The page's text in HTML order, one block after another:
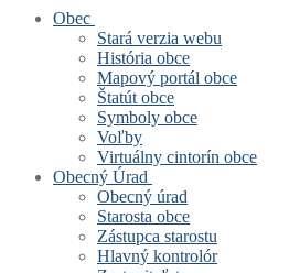
Obec
Stará verzia webu
História obce
Mapový portál obce
Štatút obce
Symboly obce
Voľby
Virtuálny cintorín obce
Obecný Úrad
Obecný úrad
Starosta obce
Zástupca starostu
Hlavný kontrolór